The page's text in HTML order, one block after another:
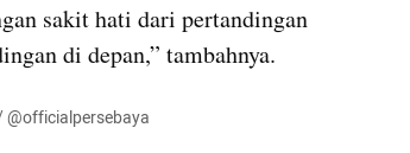
sakit hati dari pertandingan
di depan,” tambahnya.
@officialpersebaya